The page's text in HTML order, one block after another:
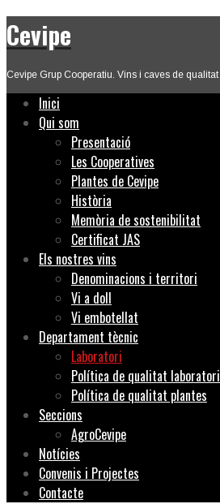
Cevipe
Cevipe Grup Cooperatiu. Vins i caves de qualitat
Inici
Qui som
Presentació
Les Cooperatives
Plantes de Cevipe
Història
Memòria de sostenibilitat
Certificat JAS
Els nostres vins
Denominacions i territori
Vi a doll
Vi embotellat
Departament tècnic
Laboratori
Política de qualitat laboratori
Política de qualitat plantes
Seccions
AgroCevipe
Notícies
Convenis i Projectes
Contacte